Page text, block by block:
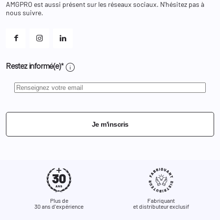
Et les cookies ?
AMGPRO est aussi présent sur les réseaux sociaux. N'hésitez pas à
nous suivre.
Restez informé(e)* info
Je m'inscris
Plus de
30 ans d'expérience
Fabriquant
et distributeur exclusif